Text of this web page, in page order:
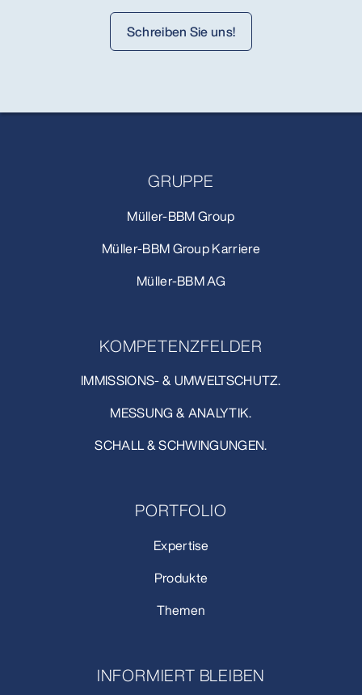
Schreiben Sie uns!
GRUPPE
Müller-BBM Group
Müller-BBM Group Karriere
Müller-BBM AG
KOMPETENZFELDER
IMMISSIONS- & UMWELTSCHUTZ.
MESSUNG & ANALYTIK.
SCHALL & SCHWINGUNGEN.
PORTFOLIO
Expertise
Produkte
Themen
INFORMIERT BLEIBEN